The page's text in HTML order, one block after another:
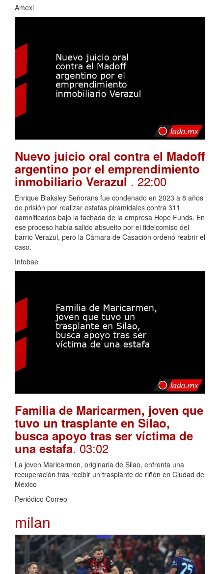
Amexi
Nuevo juicio oral contra el Madoff
argentino por el emprendimiento
inmobiliario Verazul . 22:00
Enrique Blaksley Señorans fue condenado en 2023 a 8 años
de prisión por realizar estafas piramidales contra 311
damnificados bajo la fachada de la empresa Hope Funds. En
ese proceso había salido absuelto por el fideicomiso del
barrio Verazul, pero la Cámara de Casación ordenó reabrir el
caso.
Infobae
Familia de Maricarmen, joven que
tuvo un trasplante en Silao,
busca apoyo tras ser víctima de
una estafa. 03:02
La joven Maricarmen, originaria de Silao, enfrenta una
recuperación tras recibir un trasplante de riñón en Ciudad de
México
Periódico Correo
milan